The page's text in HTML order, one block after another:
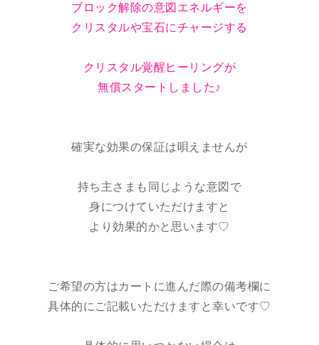
ブロック解除の意図エネルギーを
クリスタルや宝石にチャージする
クリスタル覚醒ヒーリングが
無償スタートしました♪
確実な効果の保証は唄えませんが
持ち主さまも同じような意図で
身につけていただけますと
より効果的かと思います♡
ご希望の方はカートに進んだ際の備考欄に
具体的にご記載いただけますと幸いです♡